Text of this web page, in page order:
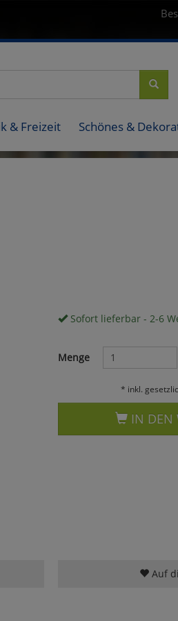
& Freizeit Schönes &
Sofort lieferbar - 2-6
Menge
* inkl.
IN DEN
Auf